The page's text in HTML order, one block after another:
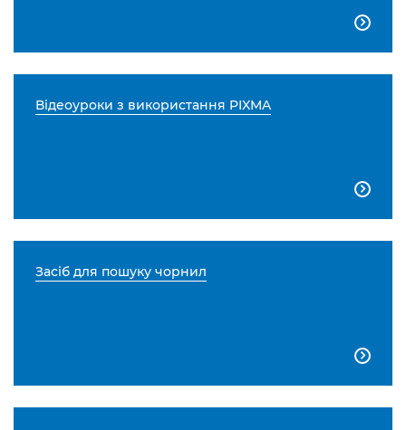

Відеоуроки з використання PIXMA

Засіб для пошуку чорнил
